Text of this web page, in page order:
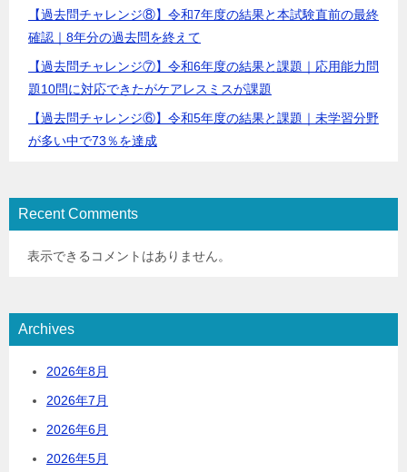
【過去問チャレンジ⑧】令和7年度の結果と本試験直前の最終
確認｜8年分の過去問を終えて
【過去問チャレンジ⑦】令和6年度の結果と課題｜応用能力問
題10問に対応できたがケアレスミスが課題
【過去問チャレンジ⑥】令和5年度の結果と課題｜未学習分野
が多い中で73％を達成
Recent Comments
表示できるコメントはありません。
Archives
2026年8月
2026年7月
2026年6月
2026年5月